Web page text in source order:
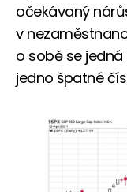
očekávaný
v
o sobě se
jedno špatné